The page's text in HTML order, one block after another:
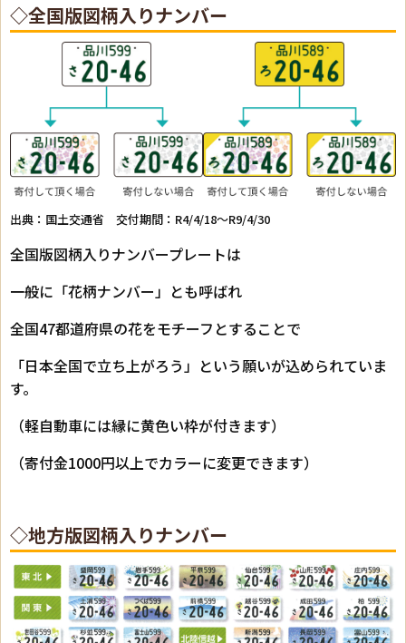
◇全国版図柄入りナンバー
出典： 国土交通省 交付期間：R4/4/18～R9/4/30
全国版図柄入りナンバープレートは
一般に「花柄ナンバー」とも呼ばれ
全国47都道府県の花をモチーフとすることで
「日本全国で立ち上がろう」という願いが込められていま
す。
（軽自動車には縁に黄色い枠が付きます）
（寄付金1000円以上でカラーに変更できます）
◇地方版図柄入りナンバー